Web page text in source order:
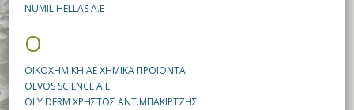
NUMIL HELLAS A.E
O
OIKOXHMIKH AE ΧΗΜΙΚΑ ΠΡΟΙΟΝΤΑ
OLVOS SCIENCE A.E.
OLY DERM ΧΡΗΣΤΟΣ ΑΝΤ.ΜΠΑΚΙΡΤΖΗΣ